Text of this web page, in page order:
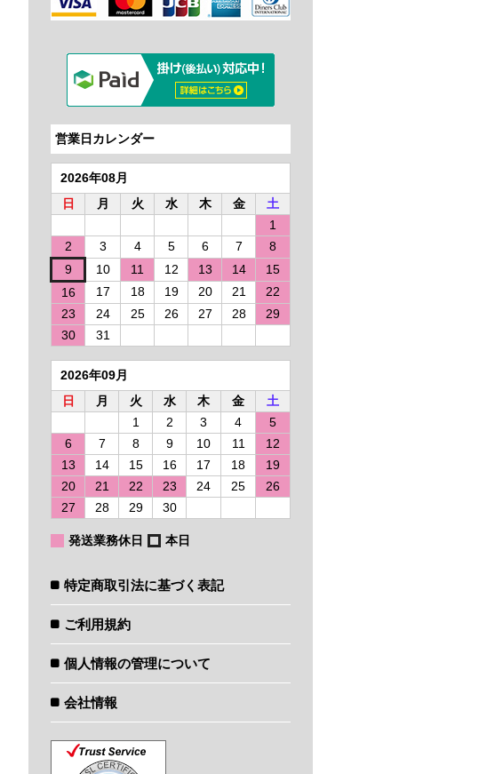
営業日カレンダー
2026年08月
日
月 火 水 木 金
土
1
2
3 4 5 6 7
8
9
10 11 12 13 14
15
16
17 18 19 20 21
22
23
24 25 26 27 28
29
30
31
2026年09月
日
月 火 水 木 金
土
1
2 3 4
5
6
7 8 9 10 11
12
13
14 15 16 17 18
19
20
21 22 23 24 25
26
27
28 29 30
発送業務休日 本日
特定商取引法に基づく表記
ご利用規約
個人情報の管理について
会社情報